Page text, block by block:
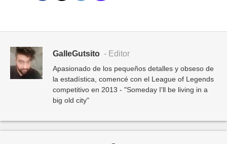
GalleGutsito - Editor
Apasionado de los pequeños detalles y obseso de
la estadística, comencé con el League of Legends
competitivo en 2013 - "Someday I'll be living in a
big old city"